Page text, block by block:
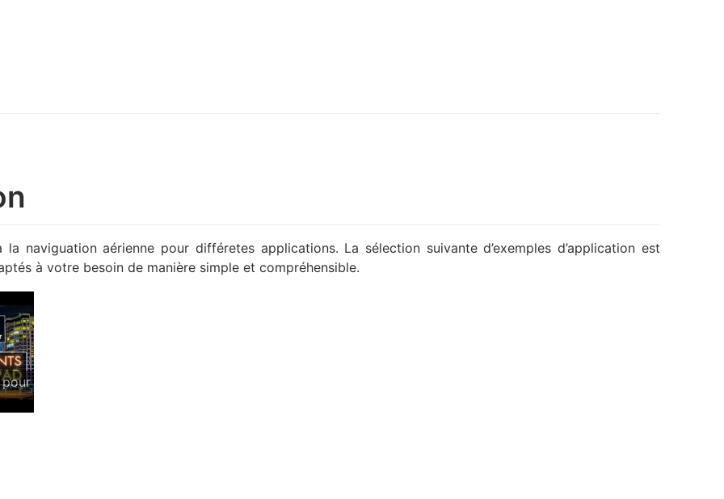
la naviguation aérienne pour différetes applications. La sélection suivante d’exemples d’application est
à votre besoin de manière simple et compréhensible.